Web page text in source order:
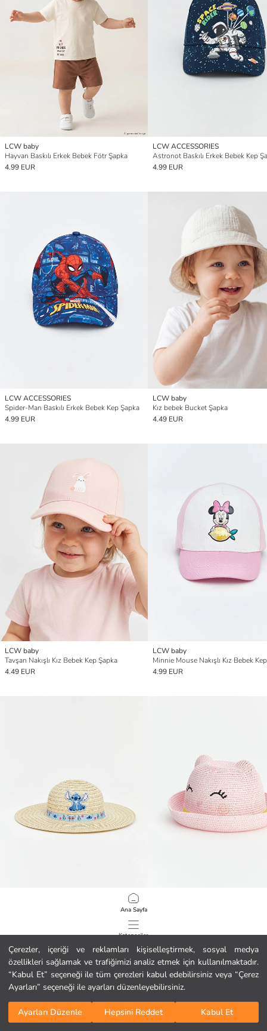
Çerezler, içeriği ve reklamları kişiselleştirmek, sosyal medya
özellikleri sağlamak ve trafiğimizi analiz etmek için kullanılmaktadır.
“Kabul Et” seçeneği ile tüm çerezleri kabul edebilirsiniz veya “Çerez
Ayarları” seçeneği ile ayarları düzenleyebilirsiniz.
Ayarları Düzenle Hepsini Reddet Kabul Et
Ana Sayfa
Kategoriler
Sepetim
LCW baby
Hayvan Baskılı Erkek Bebek Fötr Şapka
4.99 EUR
LCW ACCESSORIES
Astronot Baskılı Erkek Bebek Kep
4.99 EUR
LCW ACCESSORIES
Spider-Man Baskılı Erkek Bebek Kep Şapka
4.99 EUR
LCW baby
Kız bebek Bucket Şapka
4.49 EUR
LCW baby
Tavşan Nakışlı Kız Bebek Kep Şapka
4.49 EUR
LCW baby
Minnie Mouse Nakışlı Kız Bebek
4.99 EUR
1/ 70